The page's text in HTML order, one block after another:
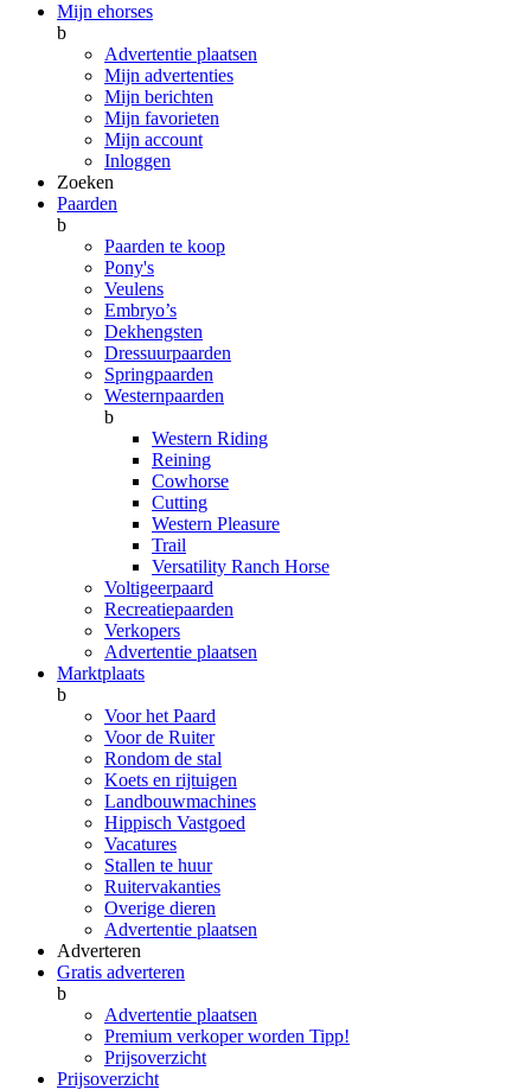
Mijn ehorses
b
Advertentie plaatsen
Mijn advertenties
Mijn berichten
Mijn favorieten
Mijn account
Inloggen
Zoeken
Paarden
b
Paarden te koop
Pony's
Veulens
Embryo’s
Dekhengsten
Dressuurpaarden
Springpaarden
Westernpaarden
b
Western Riding
Reining
Cowhorse
Cutting
Western Pleasure
Trail
Versatility Ranch Horse
Voltigeerpaard
Recreatiepaarden
Verkopers
Advertentie plaatsen
Marktplaats
b
Voor het Paard
Voor de Ruiter
Rondom de stal
Koets en rijtuigen
Landbouwmachines
Hippisch Vastgoed
Vacatures
Stallen te huur
Ruitervakanties
Overige dieren
Advertentie plaatsen
Adverteren
Gratis adverteren
b
Advertentie plaatsen
Premium verkoper worden Tipp!
Prijsoverzicht
Prijsoverzicht